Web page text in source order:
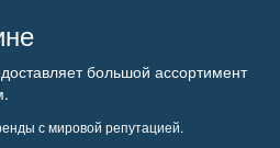
большой ассортимент
с мировой репутацией.